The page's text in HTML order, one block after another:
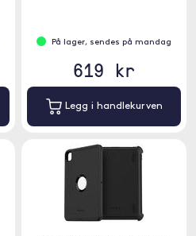
På lager, sendes på mandag
619 kr
Legg i handlekurven